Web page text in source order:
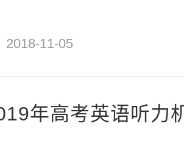
2018-11-05
年高考英语听力